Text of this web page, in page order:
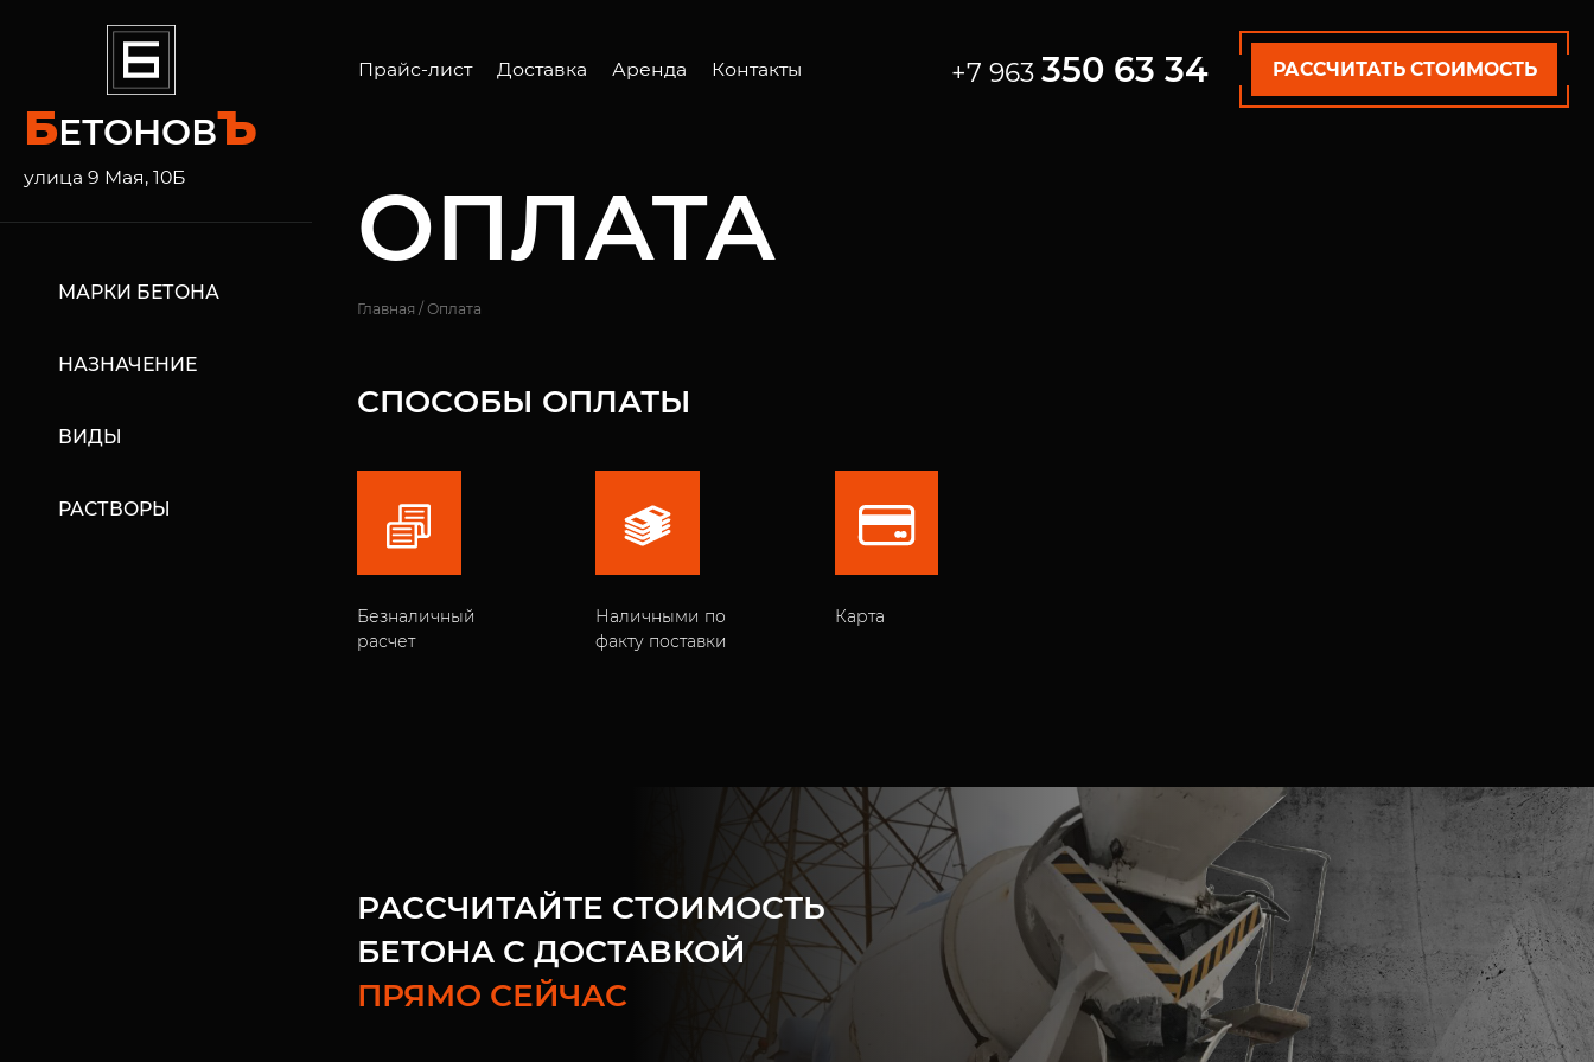
БЕТОНОВЪ
улица 9 Мая, 10Б
МАРКИ БЕТОНА
НАЗНАЧЕНИЕ
ВИДЫ
РАСТВОРЫ
Прайс-лист Доставка
Лента
Аренда
Лента
Контакты +7 963350 63 34 РАССЧИТАТЬ СТОИМОСТЬ
ОПЛАТА
Главная /Оплата
СПОСОБЫ ОПЛАТЫ
Безналичный
расчет
Наличными по
факту поставки
Карта
РАССЧИТАЙТЕ СТОИМОСТЬ
БЕТОНА С ДОСТАВКОЙ
ПРЯМО СЕЙЧАС